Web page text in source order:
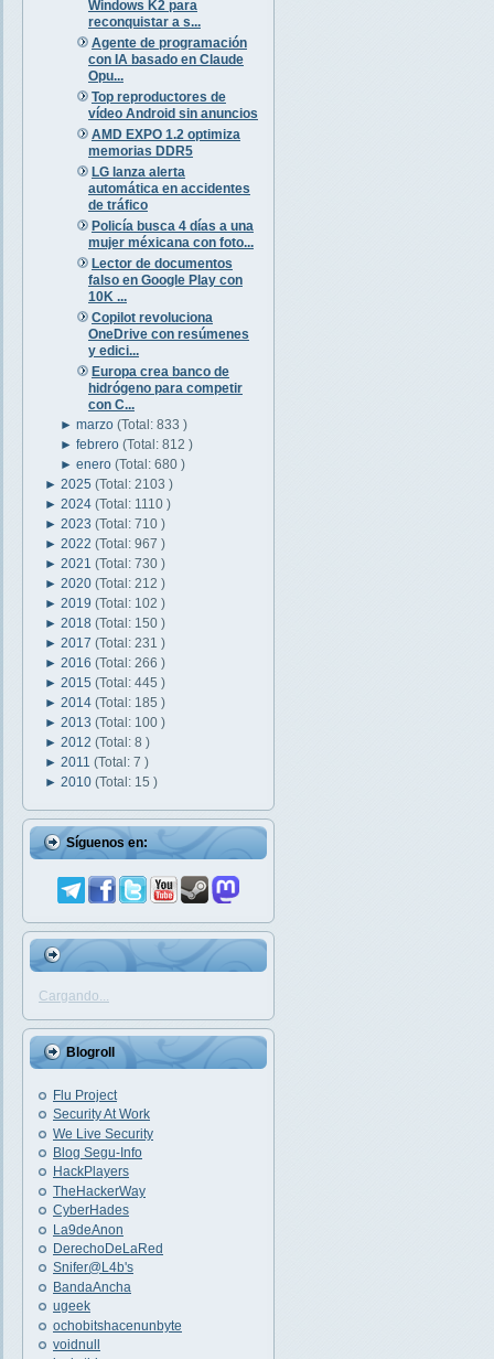
Windows K2 para
reconquistar a s...
Agente de programación
con IA basado en Claude
Opu...
Top reproductores de
vídeo Android sin anuncios
AMD EXPO 1.2 optimiza
memorias DDR5
LG lanza alerta
automática en accidentes
de tráfico
Policía busca 4 días a una
mujer méxicana con foto...
Lector de documentos
falso en Google Play con
10K ...
Copilot revoluciona
OneDrive con resúmenes
y edici...
Europa crea banco de
hidrógeno para competir
con C...
►marzo(Total: 833 )
►febrero(Total: 812 )
►enero(Total: 680 )
► 2025 (Total: 2103 )
► 2024 (Total: 1110 )
► 2023 (Total: 710 )
► 2022 (Total: 967 )
► 2021 (Total: 730 )
► 2020 (Total: 212 )
► 2019 (Total: 102 )
► 2018 (Total: 150 )
► 2017 (Total: 231 )
► 2016 (Total: 266 )
► 2015 (Total: 445 )
► 2014 (Total: 185 )
► 2013 (Total: 100 )
► 2012 (Total: 8 )
► 2011 (Total: 7 )
► 2010 (Total: 15 )
Síguenos en:
Cargando...
Blogroll
Flu Project
Security At Work
We Live Security
Blog Segu-Info
HackPlayers
TheHackerWay
CyberHades
La9deAnon
DerechoDeLaRed
Snifer@L4b's
BandaAncha
ugeek
ochobitshacenunbyte
voidnull